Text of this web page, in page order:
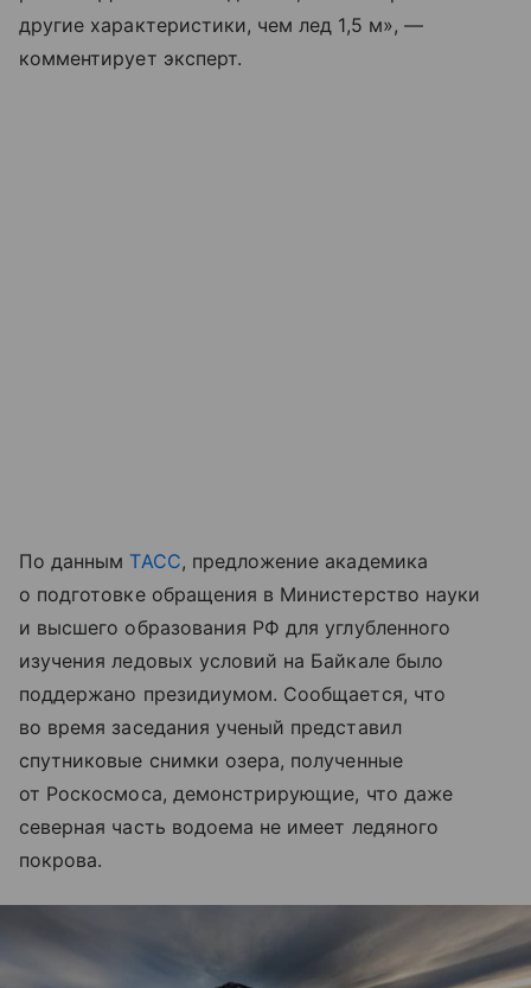
другие характеристики, чем лед 1,5 м», —
комментирует эксперт.
По данным ТАСС, предложение академика
о подготовке обращения в Министерство науки
и высшего образования РФ для углубленного
изучения ледовых условий на Байкале было
поддержано президиумом. Сообщается, что
во время заседания ученый представил
спутниковые снимки озера, полученные
от Роскосмоса, демонстрирующие, что даже
северная часть водоема не имеет ледяного
покрова.